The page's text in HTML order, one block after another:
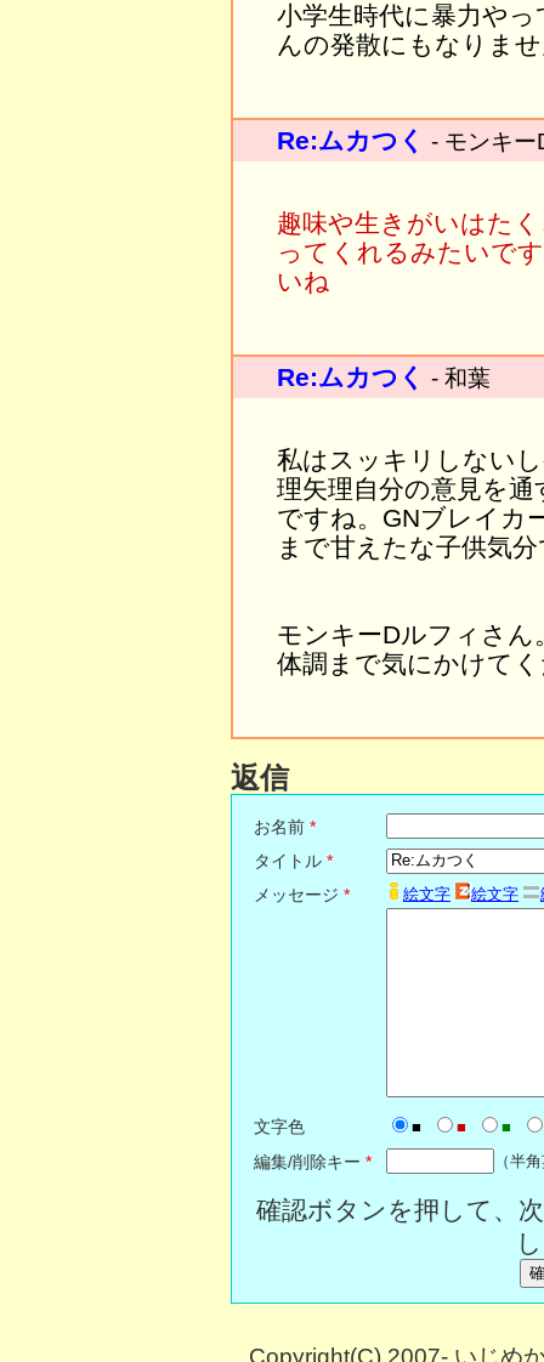
小学生時代に暴力や
んの発散にもなりま
Re:ムカつく - モンキー
趣味や生きがいはた
ってくれるみたいで
いね
Re:ムカつく - 和葉
私はスッキリしない
理矢理自分の意見を
ですね。GNブレイカ
まで甘えたな子供気
モンキーDルフィさん
体調まで気にかけて
返信
お名前 *
タイトル *
メッセージ * 絵文字 絵文字
文字色 ■ ■ ■
編集/削除キー * （半
確認ボタンを押して、
Copyright(C) 2007- いじめ